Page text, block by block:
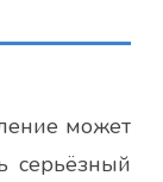
может
серьёзный